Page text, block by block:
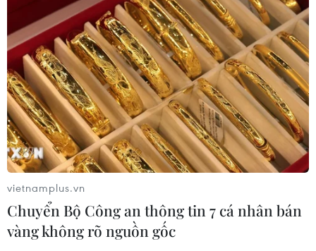
vietnamplus.vn
Chuyển Bộ Công an thông tin 7 cá nhân bán
vàng không rõ nguồn gốc